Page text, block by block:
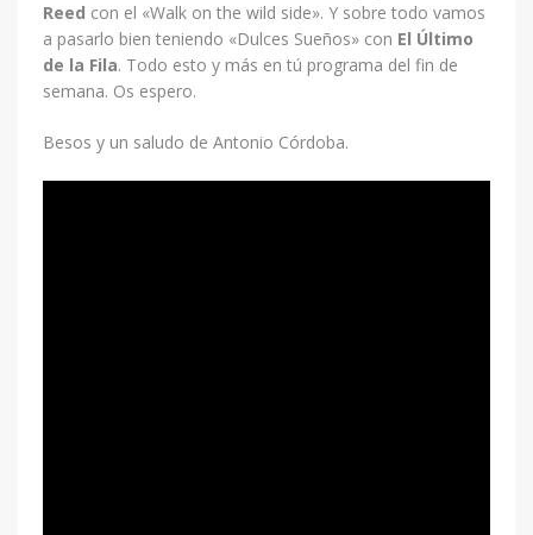
Reed con el «Walk on the wild side». Y sobre todo vamos
a pasarlo bien teniendo «Dulces Sueños» con El Último
de la Fila. Todo esto y más en tú programa del fin de
semana. Os espero.
Besos y un saludo de Antonio Córdoba.